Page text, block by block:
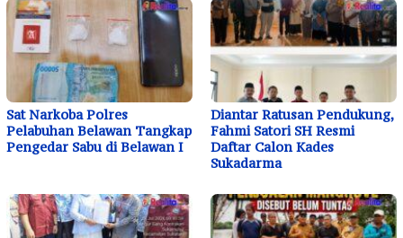
Sat Narkoba Polres
Pelabuhan Belawan Tangkap
Pengedar Sabu di Belawan I
Diantar Ratusan Pendukung,
Fahmi Satori SH Resmi
Daftar Calon Kades
Sukadarma